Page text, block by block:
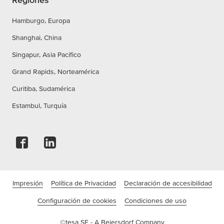
Hamburgo, Europa
Shanghai, China
Singapur, Asia Pacífico
Grand Rapids, Norteamérica
Curitiba, Sudamérica
Estambul, Turquía
Impresión Política de Privacidad Declaración de accesibilidad
Configuración de cookies Condiciones de uso
©tesa SE - A Beiersdorf Company